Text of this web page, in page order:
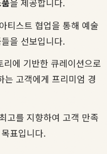
티스트 협업을 통해 예술
을 선보입니다.
리에 기반한 큐레이션으로
는 고객에게 프리미엄 경
고를 지향하여 고객 만족
표입니다.